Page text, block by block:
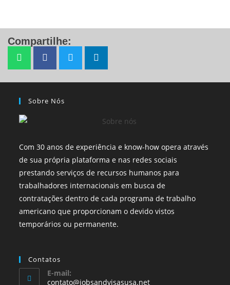
Compartilhe:
Sobre Nós
Com 30 anos de experiência e know-how opera através
de sua própria plataforma e nas redes sociais
prestando serviços de recursos humanos para
trabalhadores internacionais em busca de
contratações dentro de cada programa de trabalho
americano que proporcionam o devido vistos
temporários ou permanente.
Contatos
E-mail:
contato@jobsandvisasusa.net